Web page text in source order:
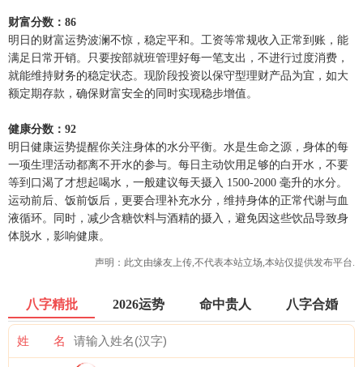
财富分数：86
明日的财富运势波澜不惊，稳定平和。工资等常规收入正常到账，能
满足日常开销。只要按部就班管理好每一笔支出，不进行过度消费，
就能维持财务的稳定状态。现阶段投资以保守型理财产品为宜，如大
额定期存款，确保财富安全的同时实现稳步增值。
健康分数：92
明日健康运势提醒你关注身体的水分平衡。水是生命之源，身体的每
一项生理活动都离不开水的参与。每日主动饮用足够的白开水，不要
等到口渴了才想起喝水，一般建议每天摄入 1500-2000 毫升的水分。
运动前后、饭前饭后，更要合理补充水分，维持身体的正常代谢与血
液循环。同时，减少含糖饮料与酒精的摄入，避免因这些饮品导致身
体脱水，影响健康。
声明：此文由缘友上传,不代表本站立场,本站仅提供发布平台.
八字精批 2026运势 命中贵人 八字合婚
姓 名